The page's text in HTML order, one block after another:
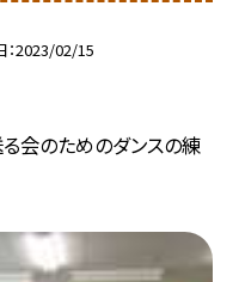
2023/02/15
会のためのダンスの練